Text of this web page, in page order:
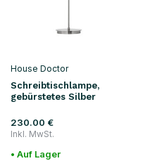
House Doctor
Schreibtischlampe,
gebürstetes Silber
230.00 €
Inkl. MwSt.
• Auf Lager